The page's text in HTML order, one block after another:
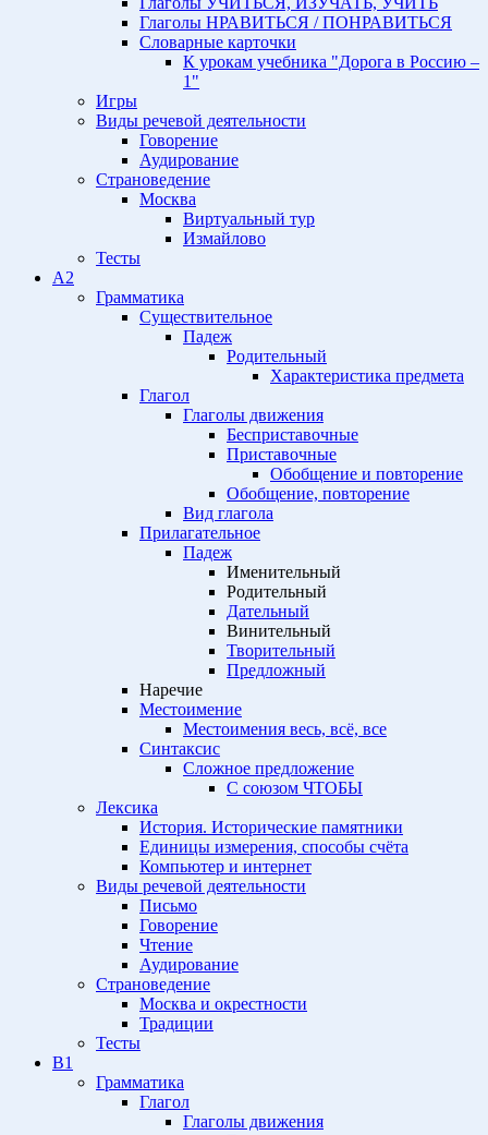
Глаголы НРАВИТЬСЯ / ПОНРАВИТЬСЯ
Словарные карточки
К урокам учебника "Дорога в Россию –
1"
Игры
Виды речевой деятельности
Говорение
Аудирование
Страноведение
Москва
Виртуальный тур
Измайлово
Тесты
A2
Грамматика
Существительное
Падеж
Родительный
Характеристика предмета
Глагол
Глаголы движения
Бесприставочные
Приставочные
Обобщение и повторение
Обобщение, повторение
Вид глагола
Прилагательное
Падеж
Именительный
Родительный
Дательный
Винительный
Творительный
Предложный
Наречие
Местоимение
Местоимения весь, всё, все
Синтаксис
Сложное предложение
С союзом ЧТОБЫ
Лексика
История. Исторические памятники
Единицы измерения, способы счёта
Компьютер и интернет
Виды речевой деятельности
Письмо
Говорение
Чтение
Аудирование
Страноведение
Москва и окрестности
Традиции
Тесты
B1
Грамматика
Глагол
Глаголы движения